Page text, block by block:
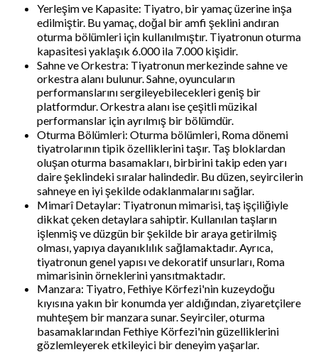
Yerleşim ve Kapasite: Tiyatro, bir yamaç üzerine inşa
edilmiştir. Bu yamaç, doğal bir amfi şeklini andıran
oturma bölümleri için kullanılmıştır. Tiyatronun oturma
kapasitesi yaklaşık 6.000 ila 7.000 kişidir.
Sahne ve Orkestra: Tiyatronun merkezinde sahne ve
orkestra alanı bulunur. Sahne, oyuncuların
performanslarını sergileyebilecekleri geniş bir
platformdur. Orkestra alanı ise çeşitli müzikal
performanslar için ayrılmış bir bölümdür.
Oturma Bölümleri: Oturma bölümleri, Roma dönemi
tiyatrolarının tipik özelliklerini taşır. Taş bloklardan
oluşan oturma basamakları, birbirini takip eden yarı
daire şeklindeki sıralar halindedir. Bu düzen, seyircilerin
sahneye en iyi şekilde odaklanmalarını sağlar.
Mimarî Detaylar: Tiyatronun mimarisi, taş işçiliğiyle
dikkat çeken detaylara sahiptir. Kullanılan taşların
işlenmiş ve düzgün bir şekilde bir araya getirilmiş
olması, yapıya dayanıklılık sağlamaktadır. Ayrıca,
tiyatronun genel yapısı ve dekoratif unsurları, Roma
mimarisinin örneklerini yansıtmaktadır.
Manzara: Tiyatro, Fethiye Körfezi'nin kuzeydoğu
kıyısına yakın bir konumda yer aldığından, ziyaretçilere
muhteşem bir manzara sunar. Seyirciler, oturma
basamaklarından Fethiye Körfezi'nin güzelliklerini
gözlemleyerek etkileyici bir deneyim yaşarlar.